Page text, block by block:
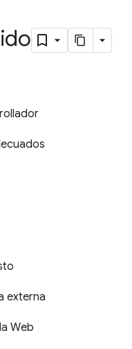
externa
Web